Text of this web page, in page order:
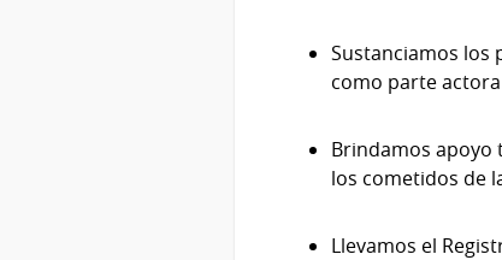
Sustanciamos los
como parte
Brindamos apoyo
los cometidos de
Llevamos el